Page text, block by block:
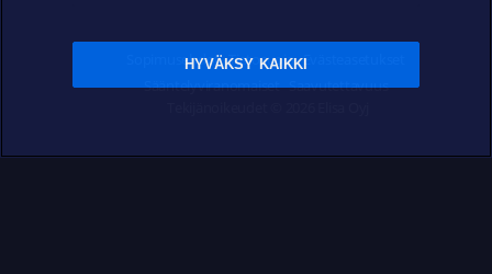
Sopimusehdot Tietosuoja Evästeasetukset
Sääntelyviranomaiset Saavutettavuus
HYVÄKSY KAIKKI